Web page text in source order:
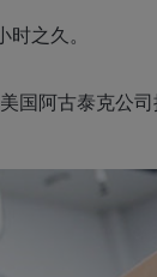
之久。
国阿古泰克公